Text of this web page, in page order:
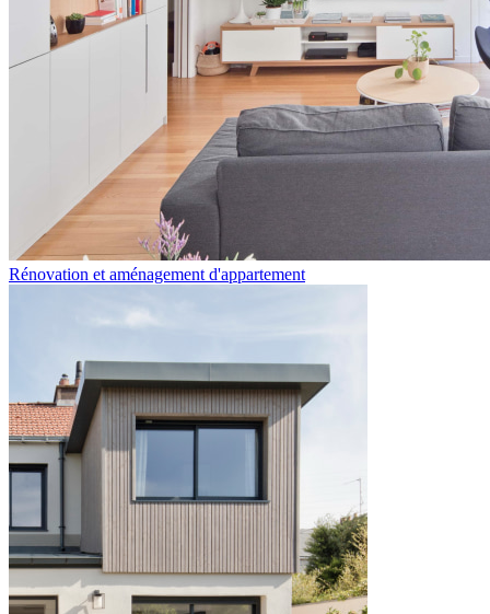
Rénovation et aménagement d'appartement